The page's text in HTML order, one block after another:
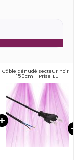
Câble dénudé secteur noir -
150cm - Prise EU